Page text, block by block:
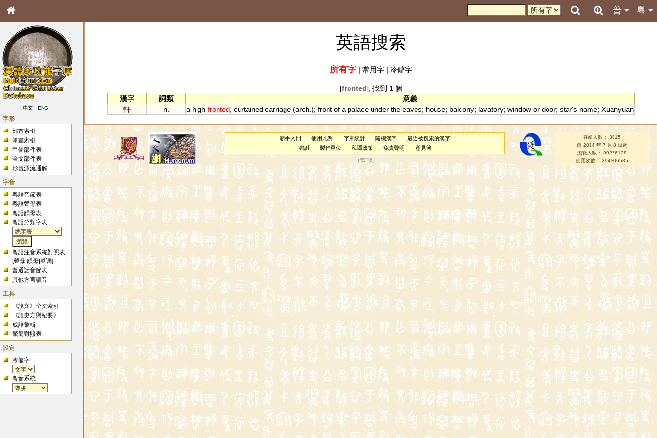
粵
普
中文 ENG
字形
部首索引
筆畫索引
甲骨部件表
金文部件表
形義源流通解
字音
粵語音節表
粵語聲母表
粵語韻母表
粵語分類字表:
粵語注音系統對照表
[聲母 |韻母 |聲調]
普通話音節表
其他方言讀音
工具
《說文》全文索引
《讀史方輿紀要》
成語彙輯
繁簡對照表
設定
冷僻字:
粵音系統:
英語搜索
所有字| 常用字| 冷僻字
[fronted], 找到 1 個
漢字
詞類
意義
軒
n. a high-fronted, curtained carriage (arch.); front of a palace under the eaves; house; balcony; lavatory; window or door; star's name; Xuanyuan
新手入門 使用凡例 字庫統計 隨機漢字
最近被搜索的漢字
鳴謝
製作單位 私隱政策 免責聲明 意見簿
（管理員 ）
在線人數： 3815
自 2014 年 7 月 8 日起
瀏覽人數： 80276138
使用次數： 294306535